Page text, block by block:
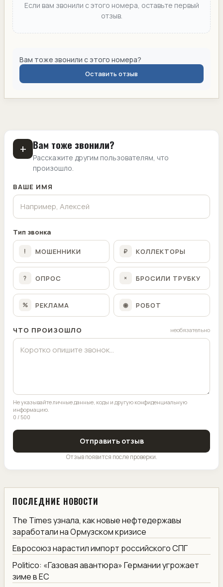
Если вам звонили с этого номера, оставьте первый
отзыв.
Вам тоже звонили с этого номера?
Оставить отзыв
+ Вам тоже звонили?
Расскажите другим пользователям, что
произошло.
ВАШЕ ИМЯ
Тип звонка
! МОШЕННИКИ ₽ КОЛЛЕКТОРЫ
? ОПРОС × БРОСИЛИ ТРУБКУ
% РЕКЛАМА ◉ РОБОТ
ЧТО ПРОИЗОШЛО необязательно
Не указывайте личные данные, коды и другую конфиденциальную
информацию.
0 / 500
Отправить отзыв
Отзыв появится после проверки.
ПОСЛЕДНИЕ НОВОСТИ
The Times узнала, как новые нефтедержавы
заработали на Ормузском кризисе
Евросоюз нарастил импорт российского СПГ
Politico: «Газовая авантюра» Германии угрожает
зиме в ЕС